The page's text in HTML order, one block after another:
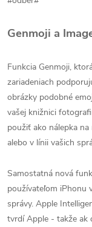
Genmoji a
Funkcia Genmoji,
zariadeniach
obrázky podobné
vašej knižnici
použiť ako nálepka
alebo v línii vašich
Samostatná nová
používateľom iPhonu
správy. Apple
tvrdí Apple - takže ak